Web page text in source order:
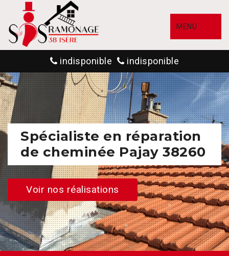
MENU
indisponible indisponible
Spécialiste en réparation
de cheminée Pajay 38260
Voir nos réalisations